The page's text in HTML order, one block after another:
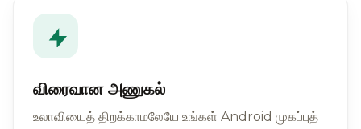
விரைவான அணுகல்
உலாவியைத் திறக்காமலேயே உங்கள் Android முகப்புத்